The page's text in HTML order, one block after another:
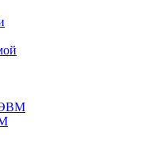
ЭВМ